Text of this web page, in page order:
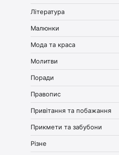
Література
Малюнки
Мода та краса
Молитви
Поради
Правопис
Привітання та побажання
Прикмети та забубони
Різне